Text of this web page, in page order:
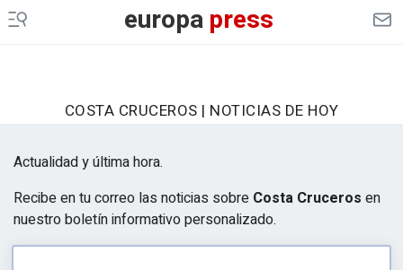
europapress
COSTA CRUCEROS | NOTICIAS DE HOY
Actualidad y última hora.
Recibe en tu correo las noticias sobre Costa Cruceros en
nuestro boletín informativo personalizado.